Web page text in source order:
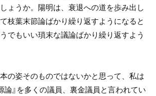
ょうか。陽明は、衰退への道を歩み出し
枝葉末節論ばかり繰り返すようになると
でもいい瑣末な議論ばかり繰り返すよう
の姿そのものではないかと思って、私は
論』を多くの議員、裏金議員と言われてい